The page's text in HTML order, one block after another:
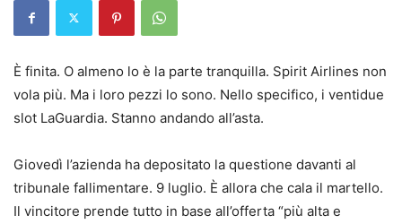
È finita. O almeno lo è la parte tranquilla. Spirit Airlines non
vola più. Ma i loro pezzi lo sono. Nello specifico, i ventidue
slot LaGuardia. Stanno andando all’asta.
Giovedì l’azienda ha depositato la questione davanti al
tribunale fallimentare. 9 luglio. È allora che cala il martello.
Il vincitore prende tutto in base all’offerta “più alta e